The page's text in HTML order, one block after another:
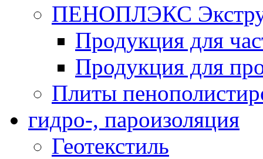
ПЕНОПЛЭКС
Продукция для
Продукция для
Плиты
гидро-, пароизоляция
Геотекстиль